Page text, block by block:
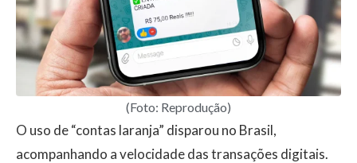
(Foto: Reprodução)
O uso de “contas laranja” disparou no Brasil,
acompanhando a velocidade das transações digitais.